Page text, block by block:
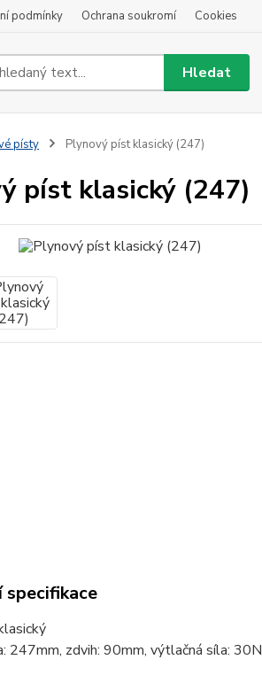
podmínky Ochrana soukromí Cookies
Hledat
písty Plynový píst klasický (247)
píst klasický (247)
247mm, zdvih: 90mm, výtlačná síla: